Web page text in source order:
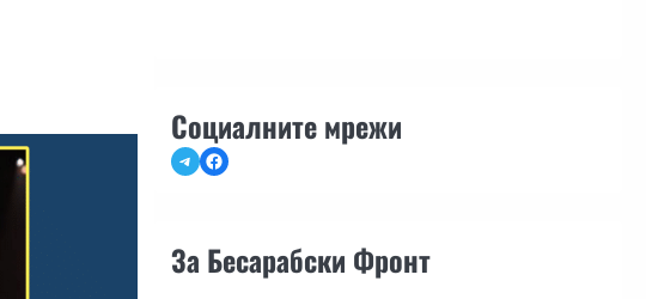
Социалните мрежи
TelegramFacebook
За Бесарабски Фронт